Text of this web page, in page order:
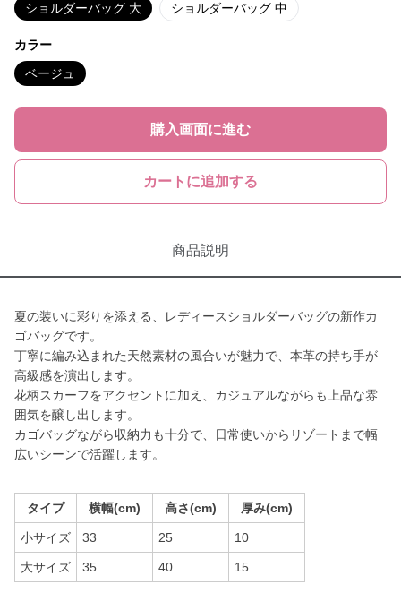
ショルダーバッグ 大 ショルダーバッグ 中
カラー
ベージュ
購入画面に進む
カートに追加する
商品説明
夏の装いに彩りを添える、レディースショルダーバッグの新作カ
ゴバッグです。
丁寧に編み込まれた天然素材の風合いが魅力で、本革の持ち手が
高級感を演出します。
花柄スカーフをアクセントに加え、カジュアルながらも上品な雰
囲気を醸し出します。
カゴバッグながら収納力も十分で、日常使いからリゾートまで幅
広いシーンで活躍します。
タイプ 横幅(cm) 高さ(cm) 厚み(cm)
小サイズ 33 25 10
大サイズ 35 40 15